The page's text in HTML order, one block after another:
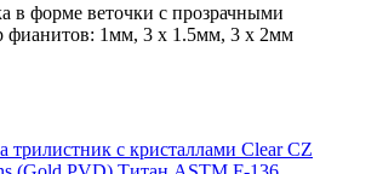
в форме веточки с прозрачными
фианитов: 1мм, 3 х 1.5мм, 3 х 2мм